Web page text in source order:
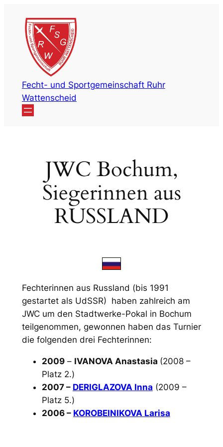
Inhalt
springen
Fecht- und Sportgemeinschaft Ruhr
Wattenscheid
JWC Bochum,
Siegerinnen aus
RUSSLAND
Fechterinnen aus Russland (bis 1991
gestartet als UdSSR) haben zahlreich am
JWC um den Stadtwerke-Pokal in Bochum
teilgenommen, gewonnen haben das Turnier
die folgenden drei Fechterinnen:
2009– IVANOVA Anastasia (2008 –
Platz 2.)
2007 – DERIGLAZOVA Inna (2009 –
Platz 5.)
2006 – KOROBEINIKOVA Larisa